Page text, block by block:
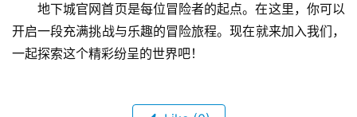
地下城官网首页是每位冒险者的起点。在这里，你可以
开启一段充满挑战与乐趣的冒险旅程。现在就来加入我们，
一起探索这个精彩纷呈的世界吧！